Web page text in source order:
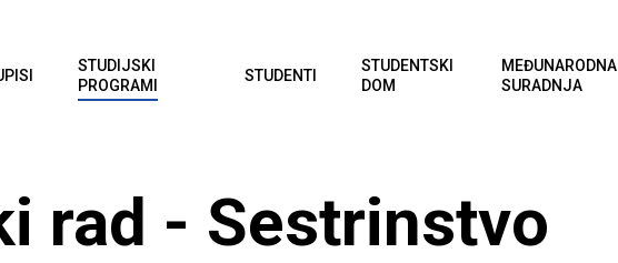
STUDIJSKI
PROGRAMI
STUDENTI
STUDENTSKI
DOM
MEĐUNARODNA
SURADNJA
rad - Sestrinstvo